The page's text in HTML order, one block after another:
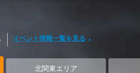
イベント情報一覧を見る
北関東エリア